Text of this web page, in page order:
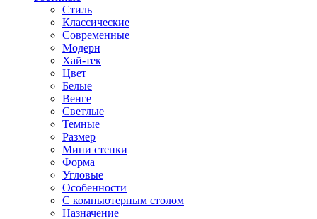
Стиль
Классические
Современные
Модерн
Хай-тек
Цвет
Белые
Венге
Светлые
Темные
Размер
Мини стенки
Форма
Угловые
Особенности
С компьютерным столом
Назначение